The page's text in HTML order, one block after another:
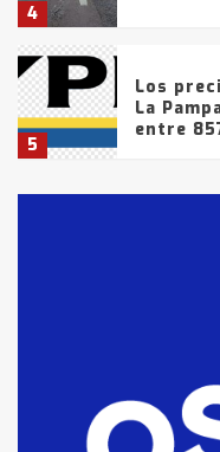
4
5
Los
La
entre
fueron
tarde del